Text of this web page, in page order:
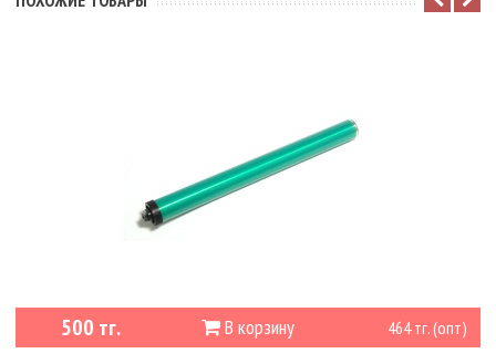
В корзину
500 тг. 464 тг. (опт)